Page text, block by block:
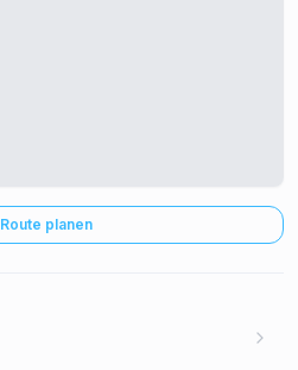
Route planen